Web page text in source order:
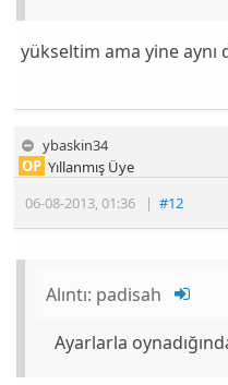
yükseltim ama yine aynı
ybaskin34
06-08-2013,01:36 |#12
OP Yıllanmış Üye
Alıntı: padisah
Ayarlarla